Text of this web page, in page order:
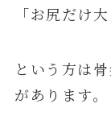
「お尻だけ
という方は
があります。